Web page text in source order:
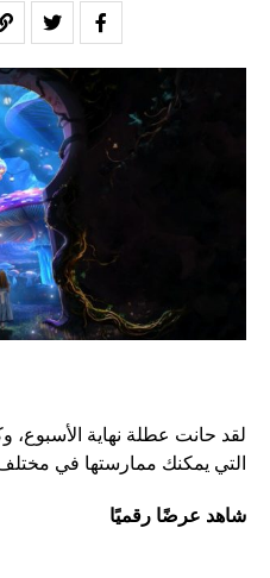
لقد حانت عطلة نهاية الأسبوع،
التي يمكنك ممارستها في مختلف
شاهد عرضًا رقميًا